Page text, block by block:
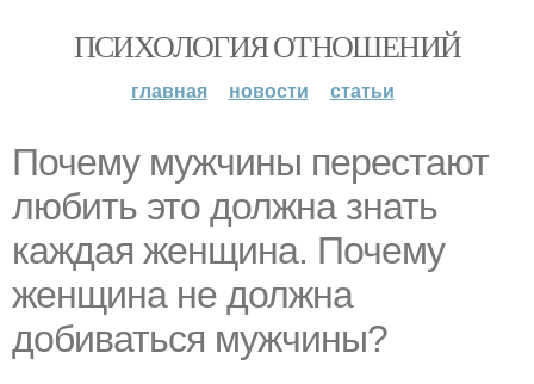
ПСИХОЛОГИЯ ОТНОШЕНИЙ
главная новости статьи
Почему мужчины перестают
любить это должна знать
каждая женщина. Почему
женщина не должна
добиваться мужчины?